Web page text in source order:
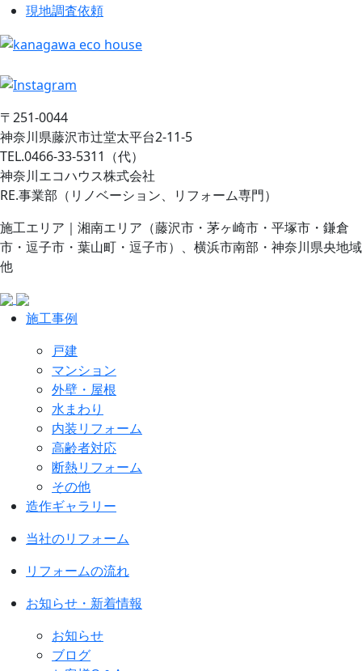
現地調査依頼
〒251-0044
神奈川県藤沢市辻堂太平台2-11-5
TEL.0466-33-5311（代）
神奈川エコハウス株式会社
RE.事業部（リノベーション、リフォーム専門）
施工エリア｜湘南エリア（藤沢市・茅ヶ崎市・平塚市・鎌倉
市・逗子市・葉山町・逗子市）、横浜市南部・神奈川県央地域
他
施工事例
戸建
マンション
外壁・屋根
水まわり
内装リフォーム
高齢者対応
断熱リフォーム
その他
造作ギャラリー
当社のリフォーム
リフォームの流れ
お知らせ・新着情報
お知らせ
ブログ